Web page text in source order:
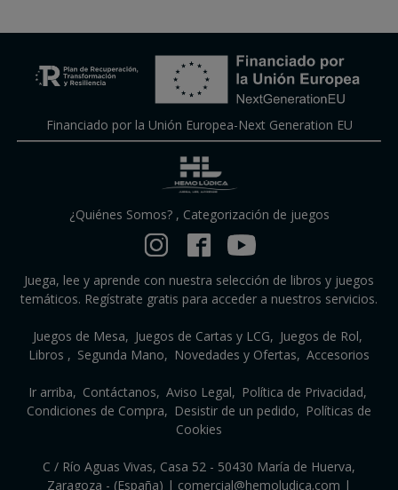
Financiado por la Unión Europea-Next Generation EU
¿Quiénes Somos?, Categorización de juegos
Juega, lee y aprende con nuestra selección de libros y juegos
temáticos. Regístrate gratis para acceder a nuestros servicios.
Juegos de Mesa Juegos de Cartas y LCG
Juegos de Rol
Libros
Segunda Mano Novedades y Ofertas Accesorios
Ir arriba Contáctanos Aviso Legal
Política de Privacidad
Condiciones de Compra
Desistir de un pedido
Políticas de
Cookies
C / Río Aguas Vivas, Casa 52 - 50430 María de Huerva,
Zaragoza - (España) | comercial@hemoludica.com |